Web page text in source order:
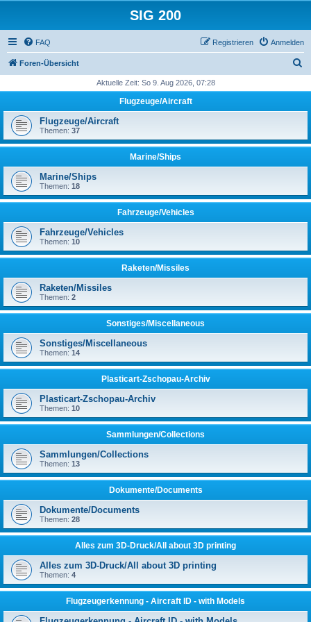
SIG 200
FAQ Anmelden
Registrieren
Foren-Übersicht
h
Aktuelle Zeit: So 9. Aug 2026, 07:28
Flugzeuge/Aircraft
Flugzeuge/Aircraft
Themen: 37
Marine/Ships
Marine/Ships
Themen: 18
Fahrzeuge/Vehicles
Fahrzeuge/Vehicles
Themen: 10
Raketen/Missiles
Raketen/Missiles
Themen: 2
Sonstiges/Miscellaneous
Sonstiges/Miscellaneous
Themen: 14
Plasticart-Zschopau-Archiv
Plasticart-Zschopau-Archiv
Themen: 10
Sammlungen/Collections
Sammlungen/Collections
Themen: 13
Dokumente/Documents
Dokumente/Documents
Themen: 28
Alles zum 3D-Druck/All about 3D printing
Alles zum 3D-Druck/All about 3D printing
Themen: 4
Flugzeugerkennung - Aircraft ID - with Models